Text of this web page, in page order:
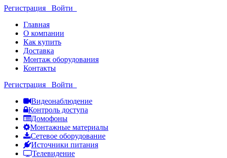
Регистрация Войти
Главная
О компании
Как купить
Доставка
Монтаж оборудования
Контакты
Регистрация Войти
Видеонаблюдение
Контроль доступа
Домофоны
Монтажные материалы
Сетевое оборудование
Источники питания
Телевидение